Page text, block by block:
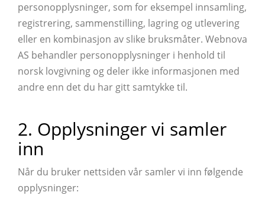
personopplysninger, som for eksempel innsamling,
registrering, sammenstilling, lagring og utlevering
eller en kombinasjon av slike bruksmåter. Webnova
AS behandler personopplysninger i henhold til
norsk lovgivning og deler ikke informasjonen med
andre enn det du har gitt samtykke til.
2. Opplysninger vi samler
inn
Når du bruker nettsiden vår samler vi inn følgende
opplysninger: